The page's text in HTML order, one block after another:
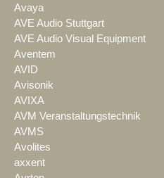
Avaya
AVE Audio Stuttgart
AVE Audio Visual Equipment
Aventem
AVID
Avisonik
AVIXA
AVM Veranstaltungstechnik
AVMS
Avolites
axxent